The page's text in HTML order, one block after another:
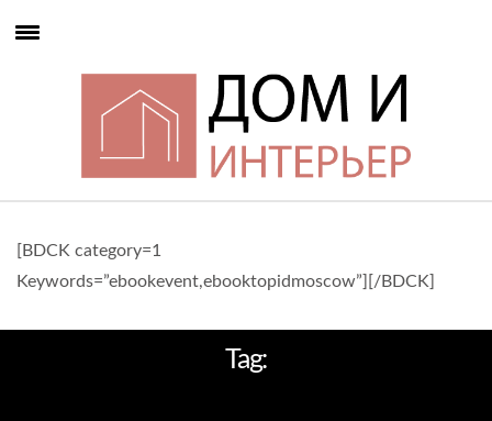
[BDCK category=1
Keywords=”ebookevent,ebooktopidmoscow”][/BDCK]
Tag: